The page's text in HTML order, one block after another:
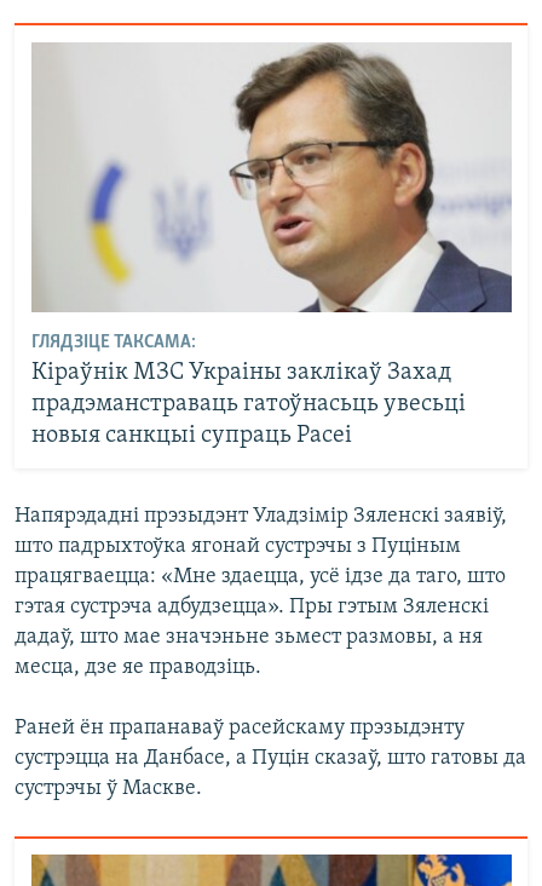
ГЛЯДЗІЦЕ ТАКСАМА:
Кіраўнік МЗС Украіны заклікаў Захад
прадэманстраваць гатоўнасьць увесьці
новыя санкцыі супраць Расеі
Напярэдадні прэзыдэнт Уладзімір Зяленскі заявіў,
што падрыхтоўка ягонай сустрэчы з Пуціным
працягваецца: «Мне здаецца, усё ідзе да таго, што
гэтая сустрэча адбудзецца». Пры гэтым Зяленскі
дадаў, што мае значэньне зьмест размовы, а ня
месца, дзе яе праводзіць.
Раней ён прапанаваў расейскаму прэзыдэнту
сустрэцца на Данбасе, а Пуцін сказаў, што гатовы да
сустрэчы ў Маскве.